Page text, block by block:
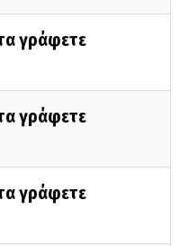
γράφετε
γράφετε
γράφετε